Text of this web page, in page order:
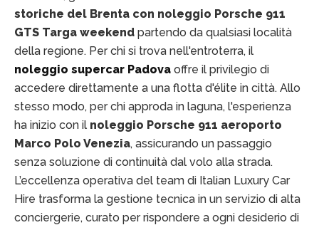
storiche del Brenta con noleggio Porsche 911
GTS Targa weekend partendo da qualsiasi località
della regione. Per chi si trova nell'entroterra, il
noleggio supercar Padova offre il privilegio di
accedere direttamente a una flotta d'élite in città. Allo
stesso modo, per chi approda in laguna, l'esperienza
ha inizio con il noleggio Porsche 911 aeroporto
Marco Polo Venezia, assicurando un passaggio
senza soluzione di continuità dal volo alla strada.
L’eccellenza operativa del team di Italian Luxury Car
Hire trasforma la gestione tecnica in un servizio di alta
conciergerie, curato per rispondere a ogni desiderio di